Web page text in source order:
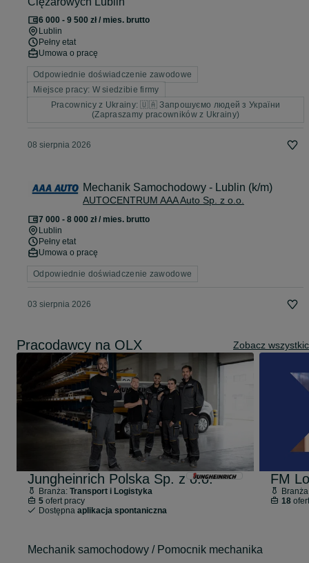
6 000 - 9 500 zł / mies. brutto
Lublin
Pełny etat
Umowa o pracę
Odpowiednie doświadczenie zawodowe
Miejsce pracy: W siedzibie firmy
Pracownicy z Ukrainy: 🇺🇦 Запрошуємо людей з України
(Zapraszamy pracowników z Ukrainy)
08 sierpnia 2026
Mechanik Samochodowy - Lublin (k/m)
AUTOCENTRUM AAA Auto Sp. z o.o.
7 000 - 8 000 zł / mies. brutto
Lublin
Pełny etat
Umowa o pracę
Odpowiednie doświadczenie zawodowe
03 sierpnia 2026
Pracodawcy na OLX Zobacz
Jungheinrich Polska Sp. z o.o.
Branża: Transport i Logistyka
5ofert pracy
Dostępna aplikacja spontaniczna
FM
18
Mechanik samochodowy / Pomocnik mechanika